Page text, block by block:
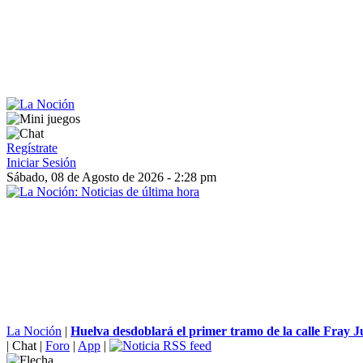
Regístrate
Iniciar Sesión
Sábado, 08 de Agosto de 2026 - 2:28 pm
La Noción | Huelva desdoblará el primer tramo de la calle Fray
| Chat | Foro | App |